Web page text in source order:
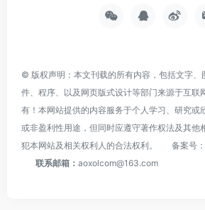
© 版权声明：本文刊载的所有内容，包括文字、
件、程序、以及网页版式设计等部门来源于互联
有！本网站提供的内容服务于个人学习、研究或
或非盈利性用途，但同时应遵守著作权法及其他
犯本网站及相关权利人的合法权利。
备案号：
联系邮箱： aoxolcom@163.com